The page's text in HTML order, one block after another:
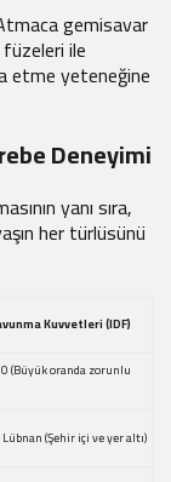
gemisavar
ile
etme yeteneğine
Deneyimi
yanı sıra,
her türlüsünü
Kuvvetleri (IDF)
(Büyük oranda zorunlu
(Şehir içi ve yer altı)